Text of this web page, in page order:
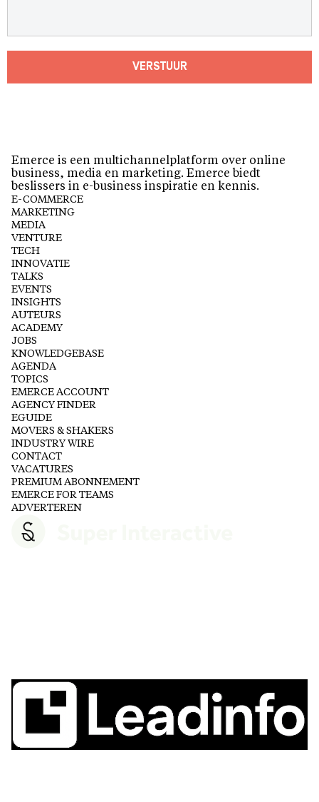
VERSTUUR
Emerce is een multichannelplatform over online
business, media en marketing. Emerce biedt
beslissers in e-business inspiratie en kennis.
E-COMMERCE
MARKETING
MEDIA
VENTURE
TECH
INNOVATIE
TALKS
EVENTS
INSIGHTS
AUTEURS
ACADEMY
JOBS
KNOWLEDGEBASE
AGENDA
TOPICS
EMERCE ACCOUNT
AGENCY FINDER
EGUIDE
MOVERS & SHAKERS
INDUSTRY WIRE
CONTACT
VACATURES
PREMIUM ABONNEMENT
EMERCE FOR TEAMS
ADVERTEREN